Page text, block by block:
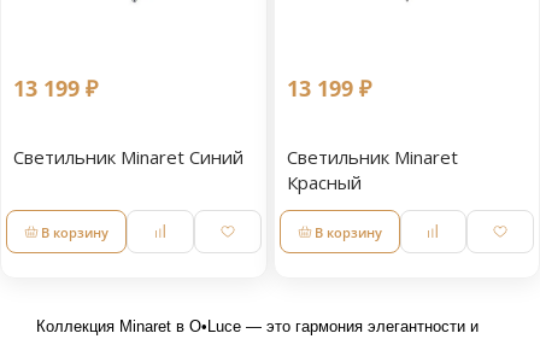
13 199 ₽
Светильник Minaret Синий
В корзину
13 199 ₽
Светильник Minaret
Красный
В корзину
Коллекция Minaret в O•Luce — это гармония элегантности и